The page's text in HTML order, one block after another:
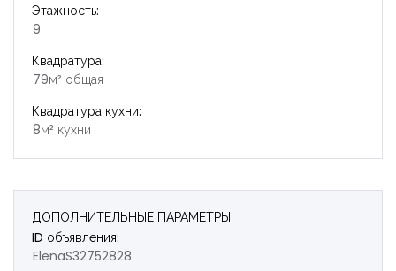
Этажность:
9
Квадратура:
79м² общая
Квадратура кухни:
8м² кухни
ДОПОЛНИТЕЛЬНЫЕ ПАРАМЕТРЫ
ID объявления:
ElenaS32752828